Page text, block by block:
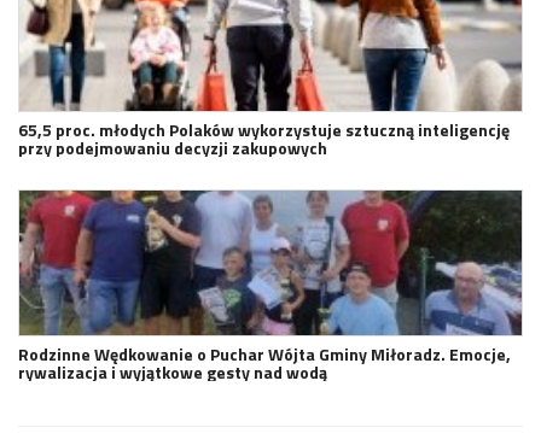
65,5 proc. młodych Polaków wykorzystuje sztuczną inteligencję
przy podejmowaniu decyzji zakupowych
Rodzinne Wędkowanie o Puchar Wójta Gminy Miłoradz. Emocje,
rywalizacja i wyjątkowe gesty nad wodą